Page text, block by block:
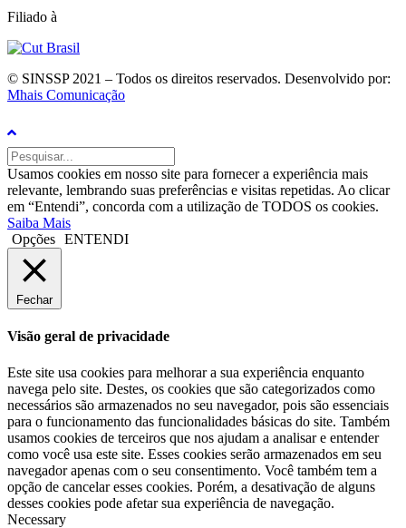
Filiado à
© SINSSP 2021 – Todos os direitos reservados. Desenvolvido por:
Mhais Comunicação
Usamos cookies em nosso site para fornecer a experiência mais
relevante, lembrando suas preferências e visitas repetidas. Ao clicar
em “Entendi”, concorda com a utilização de TODOS os cookies.
Saiba Mais
Opções ENTENDI
Fechar
Visão geral de privacidade
Este site usa cookies para melhorar a sua experiência enquanto
navega pelo site. Destes, os cookies que são categorizados como
necessários são armazenados no seu navegador, pois são essenciais
para o funcionamento das funcionalidades básicas do site. Também
usamos cookies de terceiros que nos ajudam a analisar e entender
como você usa este site. Esses cookies serão armazenados em seu
navegador apenas com o seu consentimento. Você também tem a
opção de cancelar esses cookies. Porém, a desativação de alguns
desses cookies pode afetar sua experiência de navegação.
Necessary